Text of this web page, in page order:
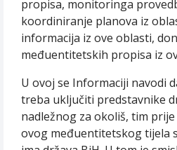
propisa, monitoringa
koordiniranje planova iz
informacija iz ove oblasti,
međuentitetskih propisa iz
U ovoj se Informaciji navodi
treba uključiti predstavnike
nadležnog za okoliš, tim
ovog međuentitetskog tijela